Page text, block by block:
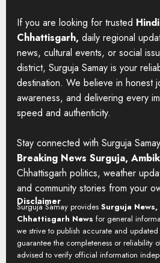
If you are looking for trusted
Chhattisgarh, daily regional
news, cultural events, or social
district, Surguja Samay is your
destination. We believe in honest
awareness, and delivering every
speed and authenticity.
Stay connected with Surguja
Breaking News Surguja,
Chhattisgarh politics, weather
and community stories from your
Disclaimer
Surguja Samay provides Surguja
Chhattisgarh News for general
we strive to publish accurate and
guarantee the completeness or reliability
advised to verify official information